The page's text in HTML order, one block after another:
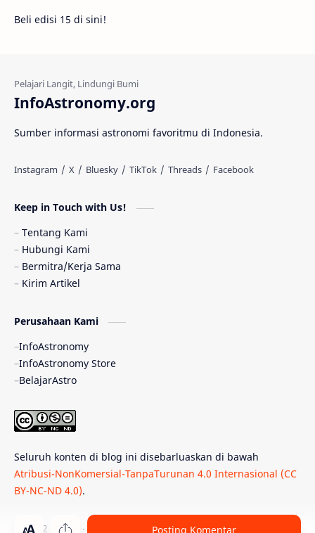
Posting Komentar
Fakta Galaksi Spiral
Gerhana Matahari
Quasar
Ulasan
Gelombang Gravitasi
Kerdil Putih LAPAN
Olimpiade Sains Nasional
Bumi Super GBT18 Hilal
Katai Cokelat
Observatorium Perseid SpaceX
Beli edisi 15 di sini!
InfoAstronomy.org
Sumber informasi astronomi favoritmu di Indonesia.
Keep in Touch with Us!
Tentang Kami
Hubungi Kami
Bermitra/Kerja Sama
Kirim Artikel
Perusahaan Kami
InfoAstronomy
InfoAstronomy Store
BelajarAstro
Seluruh konten di blog ini disebarluaskan di bawah
Atribusi-NonKomersial-TanpaTurunan 4.0 Internasional (CC
BY-NC-ND 4.0).
© 2012 - 2026 ‧ PT Belajar Astronomi Indonesia